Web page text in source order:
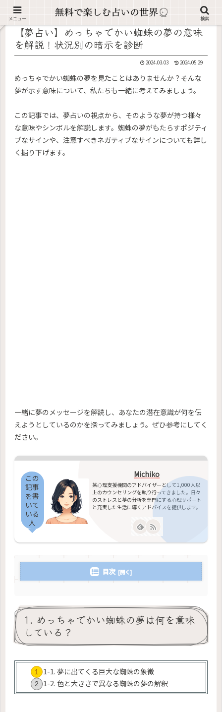
記事内に広告が含まれています。
【夢占い】めっちゃでかい蜘蛛の夢の意味
を解説！状況別の暗示を診断
2024.03.03 2024.05.29
めっちゃでかい蜘蛛の夢を見たことはありませんか？そんな
夢が示す意味について、私たちも一緒に考えてみましょう。
この記事では、夢占いの視点から、そのような夢が持つ様々
な意味やシンボルを解説します。蜘蛛の夢がもたらすポジティ
ブなサインや、注意すべきネガティブなサインについても詳し
く掘り下げます。
一緒に夢のメッセージを解読し、あなたの潜在意識が何を伝
えようとしているのかを探ってみましょう。ぜひ参考にしてく
ださい。
この
記事
を書
いて
いる
人
Michiko
某心理支援機関のアドバイザーとして1,000人以
上のカウンセリングを執り行ってきました。日々
のストレスと夢の分析を専門にする心理サポート
と充実した生活に導くアドバイスを提供します。
目次
1. めっちゃでかい蜘蛛の夢は何を意味
している？
1-1. 夢に出てくる巨大な蜘蛛の象徴
1-2. 色と大きさで異なる蜘蛛の夢の解釈
メニュー 検索